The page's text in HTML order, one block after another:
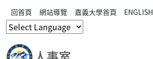
回首頁 網站導覽 嘉義大學首頁 ENGLISH